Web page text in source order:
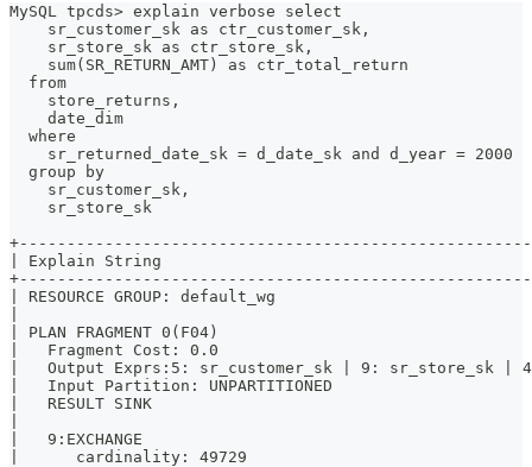
MySQL tpcds> explain verbose select
    sr_customer_sk as ctr_customer_sk,
    sr_store_sk as ctr_store_sk,
    sum(SR_RETURN_AMT) as ctr_total_return
  from
    store_returns,
    date_dim
  where
    sr_returned_date_sk = d_date_sk and d_year = 2000
  group by
    sr_customer_sk,
    sr_store_sk
| Explain String
| RESOURCE GROUP: default_wg
| PLAN FRAGMENT 0(F04)
|   Fragment Cost: 0.0
|   Output Exprs:5: sr_customer_sk | 9:
|   Input Partition: UNPARTITIONED
|   RESULT SINK
|   9:EXCHANGE
|      cardinality: 49729